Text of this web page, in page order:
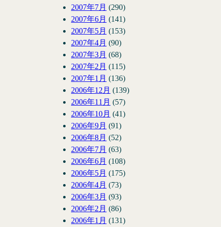
2007年7月 (290)
2007年6月 (141)
2007年5月 (153)
2007年4月 (90)
2007年3月 (68)
2007年2月 (115)
2007年1月 (136)
2006年12月 (139)
2006年11月 (57)
2006年10月 (41)
2006年9月 (91)
2006年8月 (52)
2006年7月 (63)
2006年6月 (108)
2006年5月 (175)
2006年4月 (73)
2006年3月 (93)
2006年2月 (86)
2006年1月 (131)